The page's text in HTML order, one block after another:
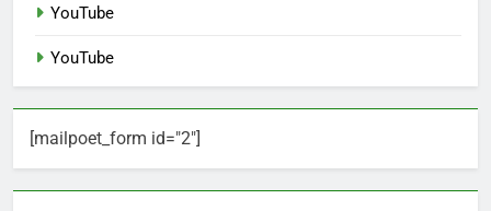
YouTube
YouTube
[mailpoet_form id="2"]